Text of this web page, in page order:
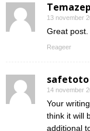
13 november
Great post.
Reageer
safetoto
14 november
Your
think it will
additional